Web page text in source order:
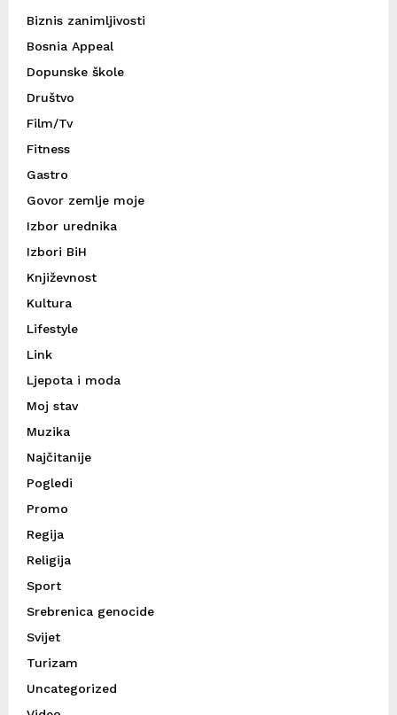
Biznis zanimljivosti
Bosnia Appeal
Dopunske škole
Društvo
Film/Tv
Fitness
Gastro
Govor zemlje moje
Izbor urednika
Izbori BiH
Književnost
Kultura
Lifestyle
Link
Ljepota i moda
Moj stav
Muzika
Najčitanije
Pogledi
Promo
Regija
Religija
Sport
Srebrenica genocide
Svijet
Turizam
Uncategorized